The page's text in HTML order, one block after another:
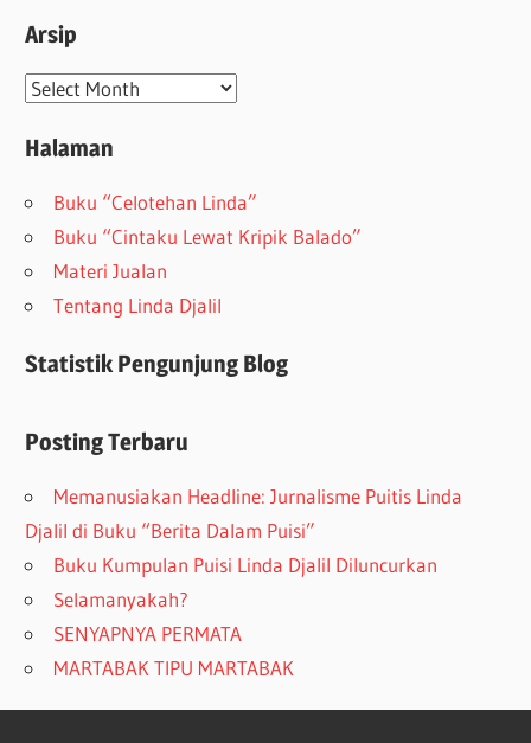
Arsip
Arsip
Halaman
Buku “Celotehan Linda”
Buku “Cintaku Lewat Kripik Balado”
Materi Jualan
Tentang Linda Djalil
Statistik Pengunjung Blog
Posting Terbaru
Memanusiakan Headline: Jurnalisme Puitis Linda
Djalil di Buku “Berita Dalam Puisi”
Buku Kumpulan Puisi Linda Djalil Diluncurkan
Selamanyakah?
SENYAPNYA PERMATA
MARTABAK TIPU MARTABAK